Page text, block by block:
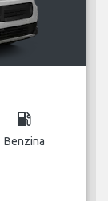
local_gas_station
Benzina